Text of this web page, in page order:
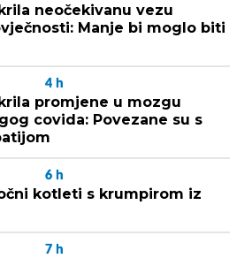
neočekivanu vezu
Manje bi moglo biti
4 h
promjene u mozgu
covida: Povezane su s
6 h
kotleti s krumpirom iz
7 h